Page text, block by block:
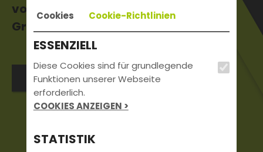
vom 10.06.2024 - 11.06.2024 in
Gronau Epe
Jetzt anmelden
Cookies Cookie-Richtlinien
ESSENZIELL
Diese Cookies sind für grundlegende
Funktionen unserer Webseite
erforderlich.
COOKIES ANZEIGEN >
STATISTIK